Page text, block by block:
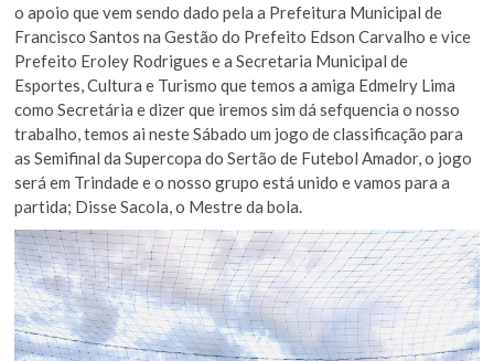
o apoio que vem sendo dado pela a Prefeitura Municipal de
Francisco Santos na Gestão do Prefeito Edson Carvalho e vice
Prefeito Eroley Rodrigues e a Secretaria Municipal de
Esportes, Cultura e Turismo que temos a amiga Edmelry Lima
como Secretária e dizer que iremos sim dá sefquencia o nosso
trabalho, temos ai neste Sábado um jogo de classificação para
as Semifinal da Supercopa do Sertão de Futebol Amador, o jogo
será em Trindade e o nosso grupo está unido e vamos para a
partida; Disse Sacola, o Mestre da bola.